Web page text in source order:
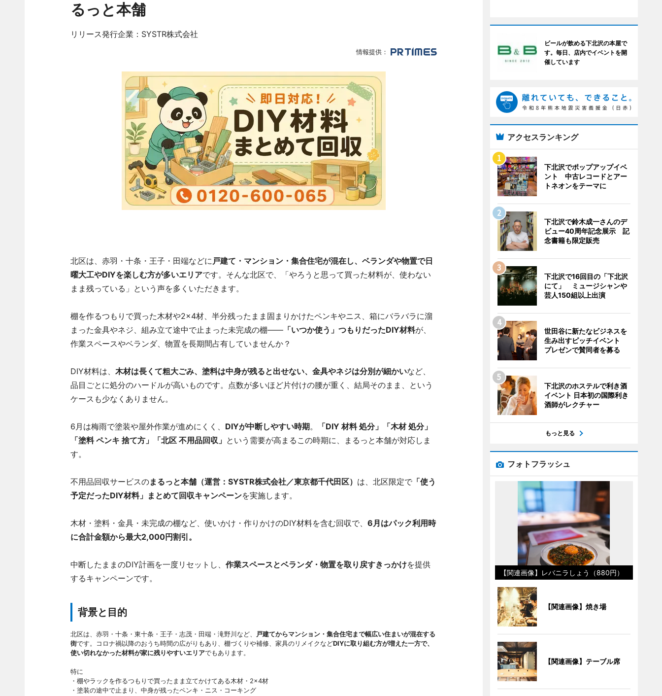
るっと本舗
リリース発行企業：SYSTR株式会社
情報提供：
北区は、赤羽・十条・王子・田端などに戸建て・マンション・集合住宅が混在し、ベランダや物置で日
曜大工やDIYを楽しむ方が多いエリアです。そんな北区で、「やろうと思って買った材料が、使わない
まま残っている」という声を多くいただきます。
棚を作るつもりで買った木材や2×4材、半分残ったまま固まりかけたペンキやニス、箱にバラバラに溜
まった金具やネジ、組み立て途中で止まった未完成の棚――「いつか使う」つもりだったDIY材料が、
作業スペースやベランダ、物置を長期間占有していませんか？
DIY材料は、 木材は長くて粗大ごみ、塗料は中身が残ると出せない、金具やネジは分別が細かいなど、
品目ごとに処分のハードルが高いものです。点数が多いほど片付けの腰が重く、結局そのまま、という
ケースも少なくありません。
6月は梅雨で塗装や屋外作業が進めにくく、 DIYが中断しやすい時期。
「DIY 材料 処分」「木材 処分」
「塗料 ペンキ 捨て方」「北区 不用品回収」 という需要が高まるこの時期に、まるっと本舗が対応しま
す。
不用品回収サービスのまるっと本舗（運営：SYSTR株式会社／東京都千代田区） は、北区限定で「使う
予定だったDIY材料」まとめて回収キャンペーンを実施します。
木材・塗料・金具・未完成の棚など、使いかけ・作りかけのDIY材料を含む回収で、 6月はパック利用時
に合計金額から最大2,000円割引。
中断したままのDIY計画を一度リセットし、 作業スペースとベランダ・物置を取り戻すきっかけを提供
するキャンペーンです。
背景と目的
北区は、赤羽・十条・東十条・王子・志茂・田端・滝野川など、
戸建てからマンション・集合住宅まで幅広い住まいが混在する
街です。コロナ禍以降のおうち時間の広がりもあり、棚づくりや補修、家具のリメイクなどDIYに取り組む方が増えた一方で、
使い切れなかった材料が家に残りやすいエリアでもあります。
特に
・棚やラックを作るつもりで買ったまま立てかけてある木材・2×4材
・塗装の途中で止まり、中身が残ったペンキ・ニス・コーキング
ビールが飲める下北沢の本屋で
す。毎日、店内でイベントを開
催しています
アクセスランキング
下北沢でポップアップイベ
ント 中古レコードとアー
トネオンをテーマに
下北沢で鈴木成一さんのデ
ビュー40周年記念展示 記
念書籍も限定販売
下北沢で16回目の「下北沢
にて」 ミュージシャンや
芸人150組以上出演
世田谷に新たなビジネスを
生み出すピッチイベント
プレゼンで賛同者を募る
下北沢のホステルで利き酒
イベント 日本初の国際利き
酒師がレクチャー
もっと見る
フォトフラッシュ
【関連画像】レバニラしょう（880円）
【関連画像】焼き場
【関連画像】テーブル席